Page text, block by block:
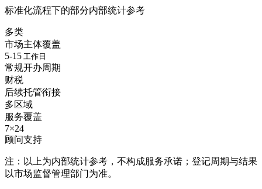
标准化流程下的部分内部统计参考
多类
市场主体覆盖
5-15 工作日
常规开办周期
财税
后续托管衔接
多区域
服务覆盖
7×24
顾问支持
注：以上为内部统计参考，不构成服务承诺；登记周期与结果
以市场监督管理部门为准。